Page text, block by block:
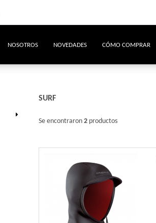
NOSOTROS NOVEDADES CÓMO COMPRAR
SURF
Se encontraron 2 productos